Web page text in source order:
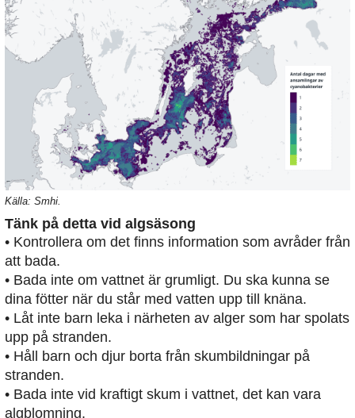
Källa: Smhi.
Tänk på detta vid algsäsong
• Kontrollera om det finns information som avråder från
att bada.
• Bada inte om vattnet är grumligt. Du ska kunna se
dina fötter när du står med vatten upp till knäna.
• Låt inte barn leka i närheten av alger som har spolats
upp på stranden.
• Håll barn och djur borta från skumbildningar på
stranden.
• Bada inte vid kraftigt skum i vattnet, det kan vara
algblomning.